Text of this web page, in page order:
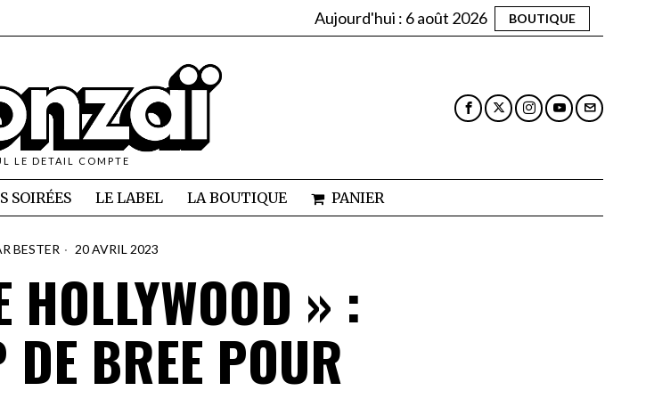
Aujourd'hui : 6 août 2026 BOUTIQUE
LE DETAIL COMPTE
SOIRÉES LE LABEL LA BOUTIQUE PANIER
BESTER 20 AVRIL 2023
HOLLYWOOD » :
BREE POUR